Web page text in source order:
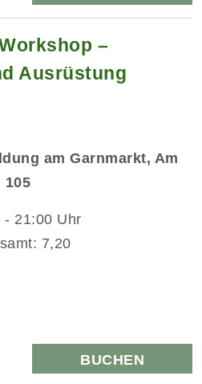
–
Ausrüstung
am Garnmarkt, Am
105
- 21:00 Uhr
7,20
BUCHEN